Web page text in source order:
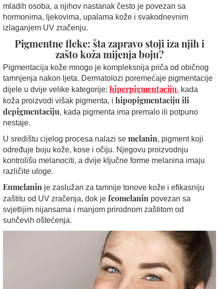
mladih osoba, a njihov nastanak često je povezan sa
hormonima, ljekovima, upalama kože i svakodnevnim
izlaganjem UV zračenju.
Pigmentne fleke: šta zapravo stoji iza njih i
zašto koža mijenja boju?
Pigmentacija kože mnogo je kompleksnija priča od običnog
tamnjenja nakon ljeta. Dermatolozi poremećaje pigmentacije
dijele u dvije velike kategorije: hiperpigmentaciju, kada
koža proizvodi višak pigmenta, i hipopigmentaciju ili
depigmentaciju, kada pigmenta ima premalo ili potpuno
nestaje.
U središtu cijelog procesa nalazi se melanin, pigment koji
određuje boju kože, kose i očiju. Njegovu proizvodnju
kontrolišu melanociti, a dvije ključne forme melanina imaju
različite uloge.
Eumelanin je zaslužan za tamnije tonove kože i efikasniju
zaštitu od UV zračenja, dok je feomelanin povezan sa
svjetlijim nijansama i manjom prirodnom zaštitom od
sunčevih oštećenja.